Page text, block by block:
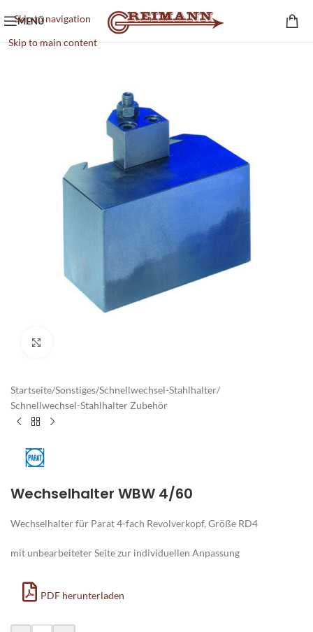
Skip to navigation
Skip to main content
MENÜ
Startseite/Sonstiges/Schnellwechsel-Stahlhalter/
Schnellwechsel-Stahlhalter Zubehör
Wechselhalter WBW 4/60
Wechselhalter für Parat 4-fach Revolverkopf, Größe RD4
mit unbearbeiteter Seite zur individuellen Anpassung
PDF herunterladen